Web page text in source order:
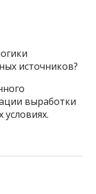
источников?
выработки